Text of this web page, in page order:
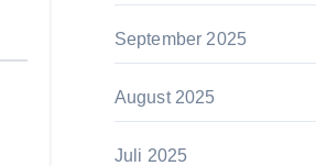
September 2025
August 2025
Juli 2025